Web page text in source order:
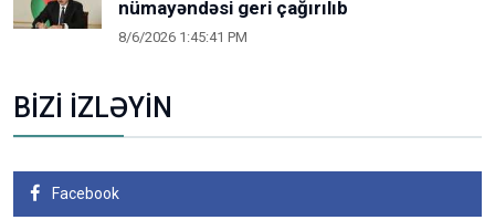
nümayəndəsi geri çağırılıb
8/6/2026 1:45:41 PM
BİZİ İZLƏYİN
Facebook